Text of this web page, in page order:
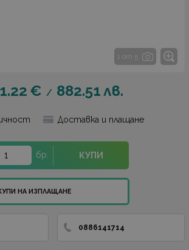
1 от 5
€ / 882.51лв.
Доставка и плащане
бр. КУПИ
НА ИЗПЛАЩАНЕ
0886141714